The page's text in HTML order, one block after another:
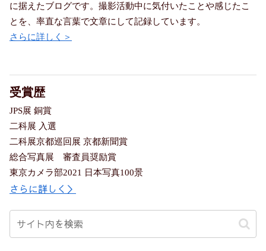
に据えたブログです。撮影活動中に気付いたことや感じたこ
とを、率直な言葉で文章にして記録しています。
さらに詳しく＞
受賞歴
JPS展 銅賞
二科展 入選
二科展京都巡回展 京都新聞賞
総合写真展 審査員奨励賞
東京カメラ部2021 日本写真100景
さらに詳しく＞